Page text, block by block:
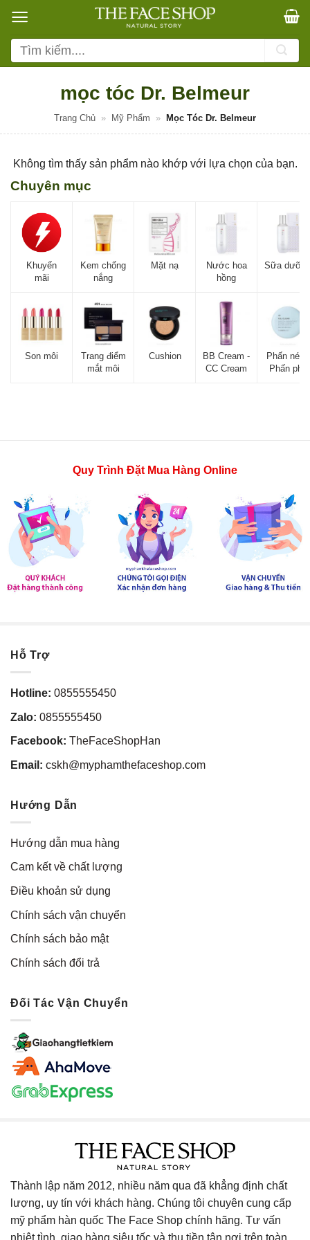
qua
nội
dung
Tìm
kiếm:
mọc tóc Dr. Belmeur
Trang Chủ » Mỹ Phẩm » Mọc Tóc Dr. Belmeur
Không tìm thấy sản phẩm nào khớp với lựa chọn của bạn.
Chuyên mục
Khuyến
mãi
Kem chống
nắng
Mặt nạ
Nước hoa
hồng
Sữa
Son môi
Trang điểm
mắt môi
Cushion
BB Cream -
CC Cream
Phấn nén -
Phấn phủ
Quy Trình Đặt Mua Hàng Online
Hỗ Trợ
Hotline: 0855555450
Zalo: 0855555450
Facebook: TheFaceShopHan
Email: cskh@myphamthefaceshop.com
Hướng Dẫn
Hướng dẫn mua hàng
Cam kết về chất lượng
Điều khoản sử dụng
Chính sách vận chuyển
Chính sách bảo mật
Chính sách đổi trả
Đối Tác Vận Chuyển
Thành lập năm 2012, nhiều năm qua đã khẳng định chất
lượng, uy tín với khách hàng. Chúng tôi chuyên cung cấp
mỹ phẩm hàn quốc The Face Shop chính hãng. Tư vấn
nhiệt tình, giao hàng siêu tốc và thu tiền tận nơi trên toàn